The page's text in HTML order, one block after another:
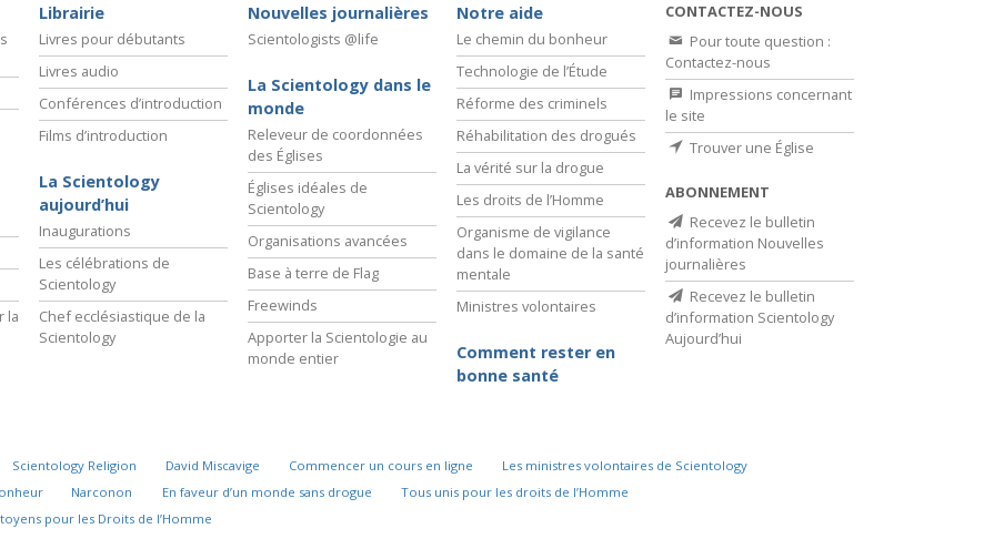
la
Librairie
Livres pour débutants
Livres audio
Conférences d’introduction
Films d’introduction
La Scientology
aujourd’hui
Inaugurations
Les célébrations de
Scientology
Chef ecclésiastique de la
Scientology
Nouvelles journalières
Scientologists @life
La Scientology dans le
monde
Releveur de coordonnées
des Églises
Églises idéales de
Scientology
Organisations avancées
Base à terre de Flag
Freewinds
Apporter la Scientologie au
monde entier
Notre aide
Le chemin du bonheur
Technologie de l’Étude
Réforme des criminels
Réhabilitation des drogués
La vérité sur la drogue
Les droits de l’Homme
Organisme de vigilance
dans le domaine de la santé
mentale
Ministres volontaires
Comment rester en
bonne santé
CONTACTEZ-NOUS
Pour toute question :
Contactez-nous
Impressions concernant
le site
Trouver une Église
ABONNEMENT
Recevez le bulletin
d’information Nouvelles
journalières
Recevez le bulletin
d’information Scientology
Aujourd’hui
Scientology Religion David Miscavige Commencer un cours en ligne
Les ministres volontaires de Scientology
Narconon En faveur d’un monde sans drogue
Tous unis pour les droits de l’Homme
pour les Droits de l’Homme